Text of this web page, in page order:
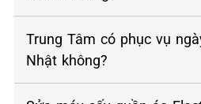
Trung Tâm có phục vụ
Nhật không?